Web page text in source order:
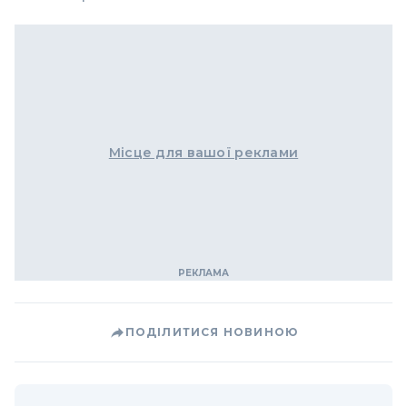
Місце для вашої реклами
ПОДІЛИТИСЯ НОВИНОЮ